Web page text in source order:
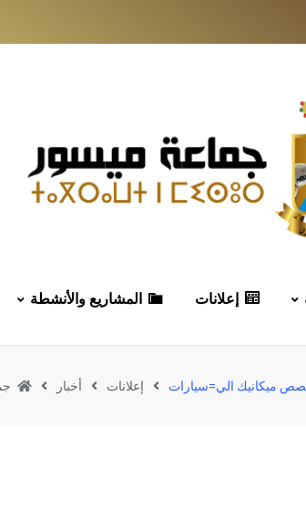
إعلانات المشاريع والأنشطة
إعلانات أخبار